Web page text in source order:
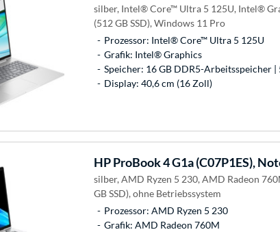
silber, Intel® Core™ Ultra 5 125U, Intel®
(512 GB SSD), Windows 11 Pro
Prozessor: Intel® Core™ Ultra 5 125U
Grafik: Intel® Graphics
Speicher: 16 GB DDR5-Arbeitsspeicher |
Display: 40,6 cm (16 Zoll)
HPProBook 4 G1a (C07P1ES),
silber, AMD Ryzen 5 230, AMD Radeon
GB SSD), ohne Betriebssystem
Prozessor: AMD Ryzen 5 230
Grafik: AMD Radeon 760M